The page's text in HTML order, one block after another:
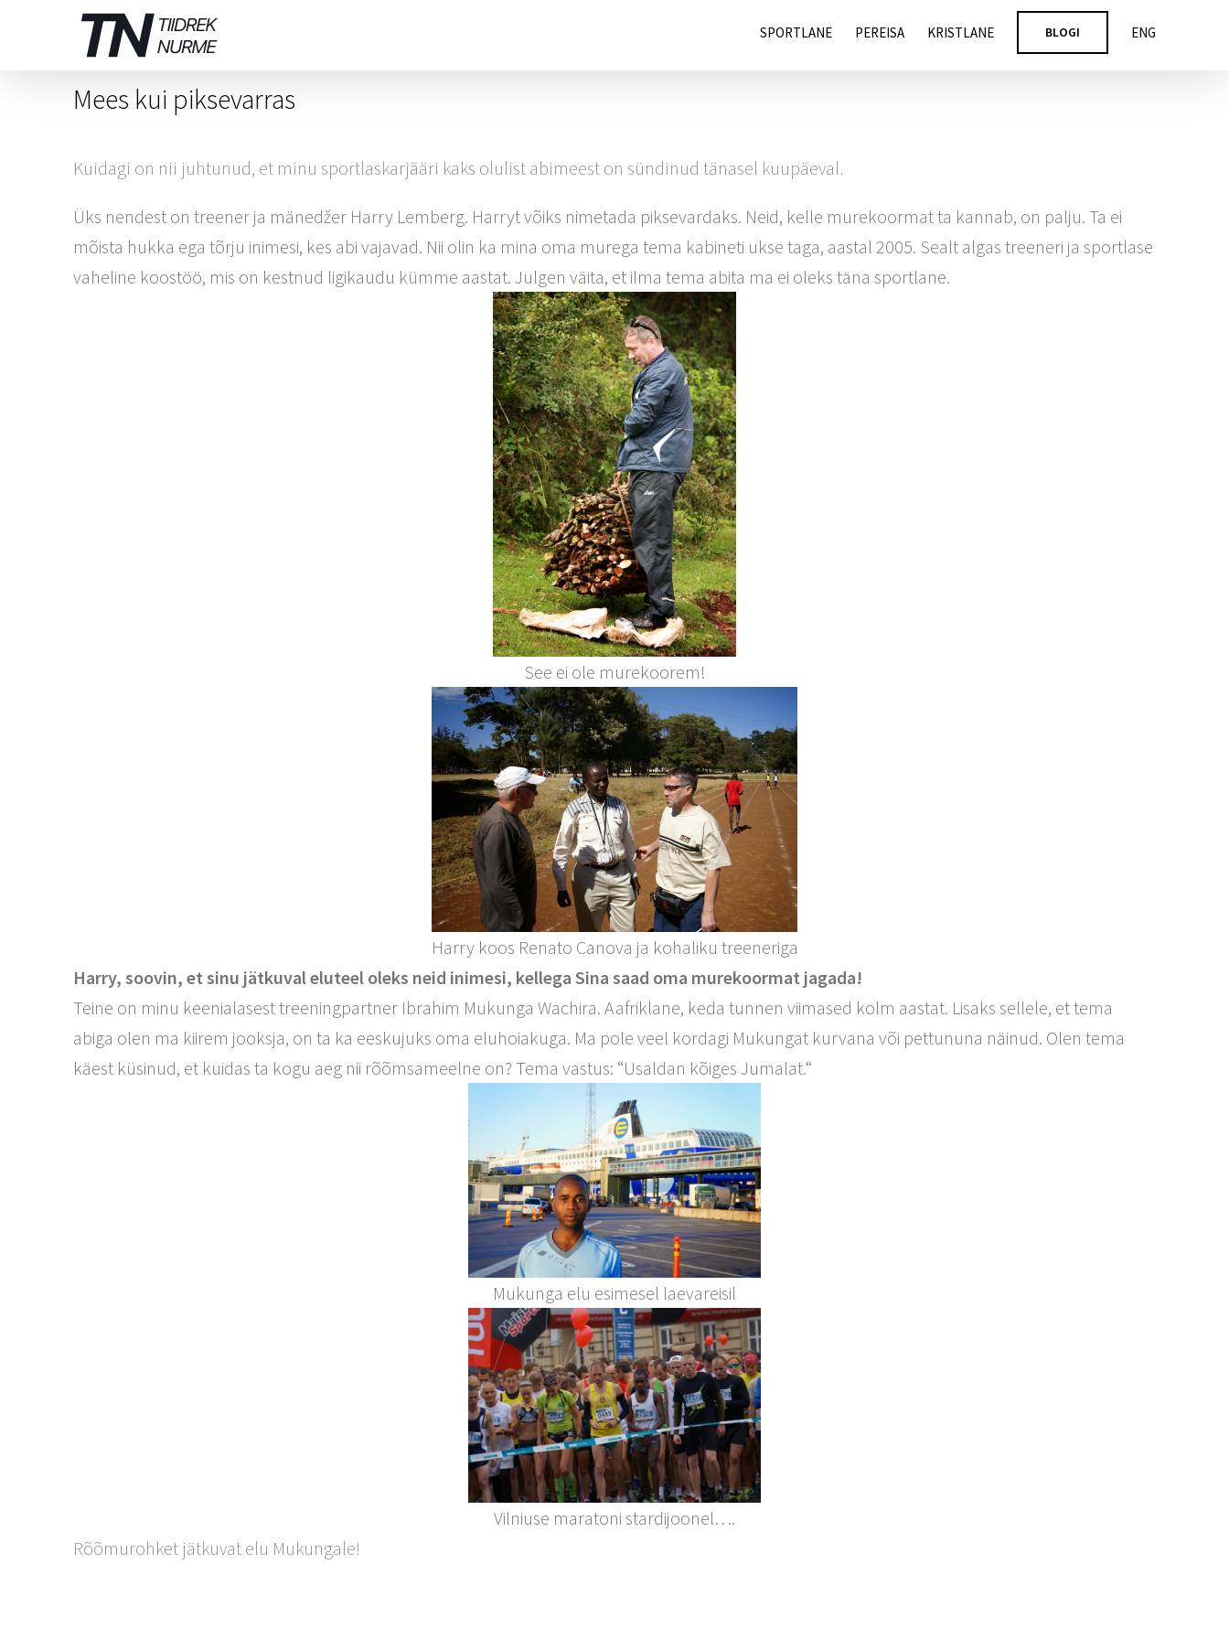
SPORTLANE PEREISA KRISTLANE BLOGI ENG
Mees kui piksevarras
Kuidagi on nii juhtunud, et minu sportlaskarjääri kaks olulist abimeest on sündinud tänasel kuupäeval.
Üks nendest on treener ja mänedžer Harry Lemberg. Harryt võiks nimetada piksevardaks. Neid, kelle murekoormat ta kannab, on palju. Ta ei
mõista hukka ega tõrju inimesi, kes abi vajavad. Nii olin ka mina oma murega tema kabineti ukse taga, aastal 2005. Sealt algas treeneri ja sportlase
vaheline koostöö, mis on kestnud ligikaudu kümme aastat. Julgen väita, et ilma tema abita ma ei oleks täna sportlane.
See ei ole murekoorem!
Harry koos Renato Canova ja kohaliku treeneriga
Harry, soovin, et sinu jätkuval eluteel oleks neid inimesi, kellega Sina saad oma murekoormat jagada!
Teine on minu keenialasest treeningpartner Ibrahim Mukunga Wachira. Aafriklane, keda tunnen viimased kolm aastat. Lisaks sellele, et tema
abiga olen ma kiirem jooksja, on ta ka eeskujuks oma eluhoiakuga. Ma pole veel kordagi Mukungat kurvana või pettununa näinud. Olen tema
käest küsinud, et kuidas ta kogu aeg nii rõõmsameelne on? Tema vastus: “Usaldan kõiges Jumalat.“
Mukunga elu esimesel laevareisil
Vilniuse maratoni stardijoonel….
Rõõmurohket jätkuvat elu Mukungale!